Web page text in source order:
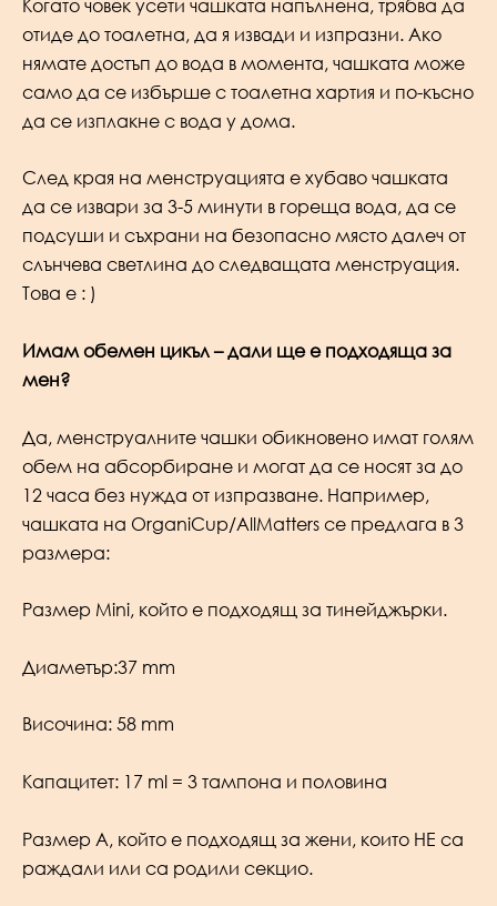
Когато човек усети чашката напълнена, трябва да
отиде до тоалетна, да я извади и изпразни. Ако
нямате достъп до вода в момента, чашката може
само да се избърше с тоалетна хартия и по-късно
да се изплакне с вода у дома.
След края на менструацията е хубаво чашката
да се извари за 3-5 минути в гореща вода, да се
подсуши и съхрани на безопасно място далеч от
слънчева светлина до следващата менструация.
Това е : )
Имам обемен цикъл – дали ще е подходяща за
мен?
Да, менструалните чашки обикновено имат голям
обем на абсорбиране и могат да се носят за до
12 часа без нужда от изпразване. Например,
чашката на OrganiCup/AllMatters се предлага в 3
размера:
Размер Mini, който е подходящ за тинейджърки.
Диаметър:37 mm
Височина: 58 mm
Капацитет: 17 ml = 3 тампона и половина
Размер А, който е подходящ за жени, които НЕ са
раждали или са родили секцио.